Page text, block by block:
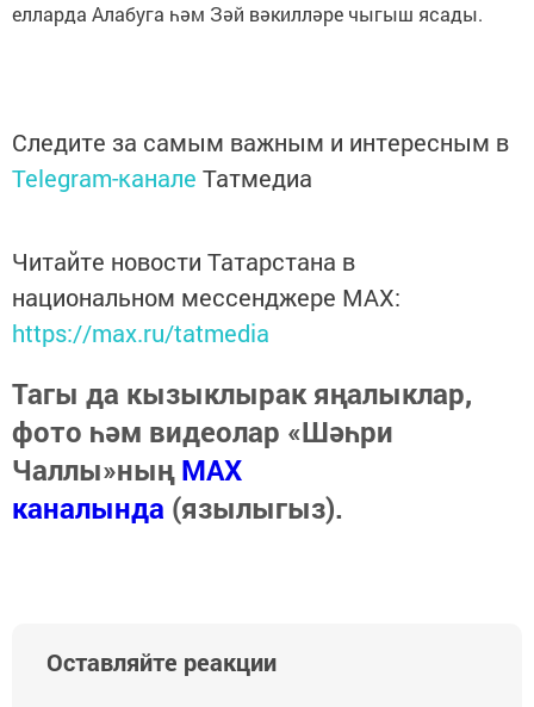
елларда Алабуга һәм Зәй вәкилләре чыгыш ясады.
Следите за самым важным и интересным в
Telegram-канале Татмедиа
Читайте новости Татарстана в
национальном мессенджере MАХ:
https://max.ru/tatmedia
Тагы да кызыклырак яңалыклар,
фото һәм видеолар «Шәһри
Чаллы»ныңMAX
каналында (язылыгыз).
Оставляйте реакции